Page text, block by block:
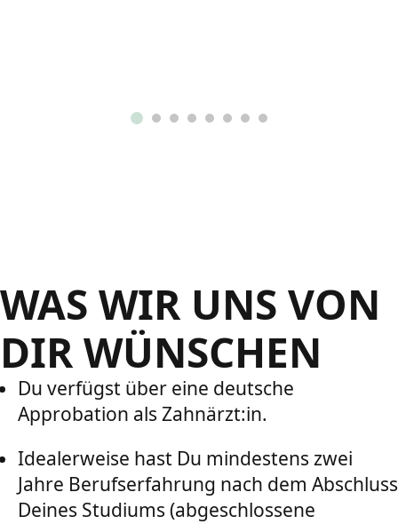
WAS WIR UNS VON
DIR WÜNSCHEN
Du verfügst über eine deutsche
Approbation als Zahnärzt:in.
Idealerweise hast Du mindestens zwei
Jahre Berufserfahrung nach dem Abschluss
Deines Studiums (abgeschlossene